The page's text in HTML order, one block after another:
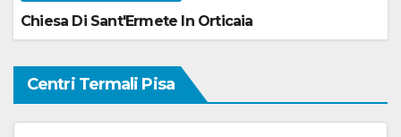
Chiesa Di Sant'Ermete In Orticaia
Centri Termali Pisa